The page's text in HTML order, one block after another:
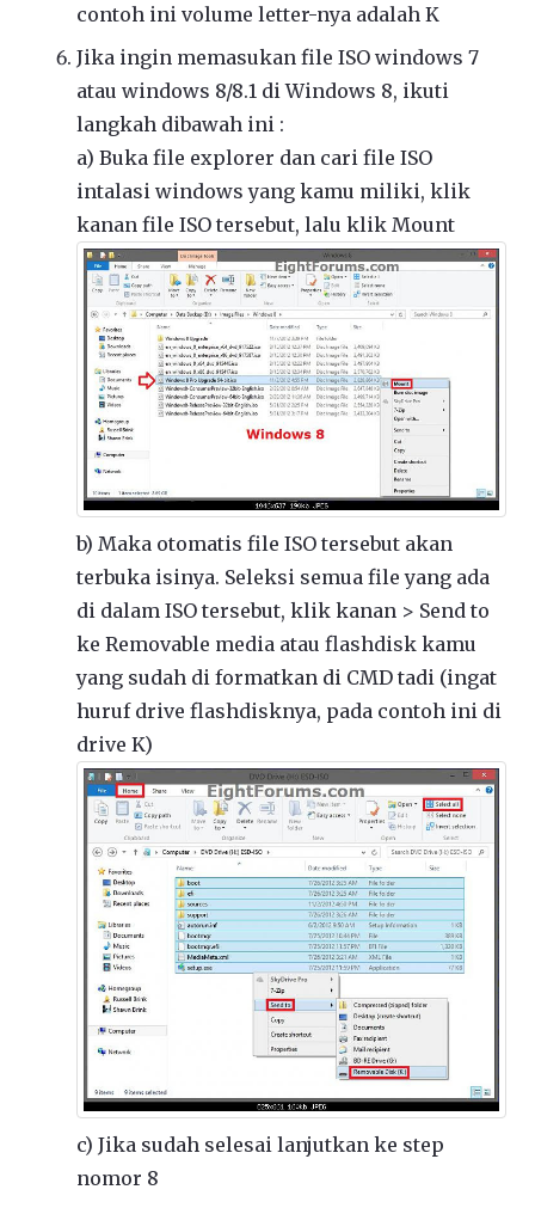
contoh ini volume letter-nya adalah K
Jika ingin memasukan file ISO windows 7
atau windows 8/8.1 di Windows 8, ikuti
langkah dibawah ini :
a) Buka file explorer dan cari file ISO
intalasi windows yang kamu miliki, klik
kanan file ISO tersebut, lalu klik Mount
b) Maka otomatis file ISO tersebut akan
terbuka isinya. Seleksi semua file yang ada
di dalam ISO tersebut, klik kanan > Send to
ke Removable media atau flashdisk kamu
yang sudah di formatkan di CMD tadi (ingat
huruf drive flashdisknya, pada contoh ini di
drive K)
c) Jika sudah selesai lanjutkan ke step
nomor 8